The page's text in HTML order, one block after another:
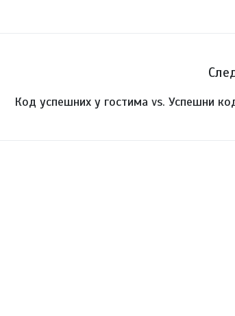
Код успешних у гостима vs. Успешни